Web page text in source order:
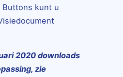
Buttons kunt u
2020 downloads
zie